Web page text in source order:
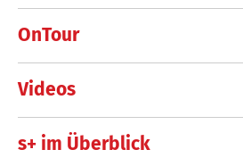
OnTour
Videos
s+ im Überblick